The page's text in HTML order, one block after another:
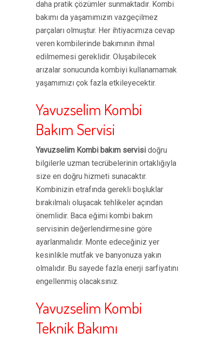
daha pratik çözümler sunmaktadır. Kombi
bakımı da yaşamımızın vazgeçilmez
parçaları olmuştur. Her ihtiyacımıza cevap
veren kombilerinde bakımının ihmal
edilmemesi gereklidir. Oluşabilecek
arızalar sonucunda kombiyi kullanamamak
yaşamımızı çok fazla etkileyecektir.
Yavuzselim Kombi
Bakım Servisi
Yavuzselim Kombi bakım servisi doğru
bilgilerle uzman tecrübelerinin ortaklığıyla
size en doğru hizmeti sunacaktır.
Kombinizin etrafında gerekli boşluklar
bırakılmalı oluşacak tehlikeler açından
önemlidir. Baca eğimi kombi bakım
servisinin değerlendirmesine göre
ayarlanmalıdır. Monte edeceğiniz yer
kesinlikle mutfak ve banyonuza yakın
olmalıdır. Bu sayede fazla enerji sarfiyatını
engellenmiş olacaksınız.
Yavuzselim Kombi
Teknik Bakımı